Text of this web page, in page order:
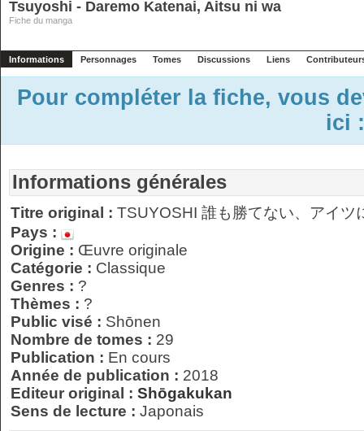
Tsuyoshi - Daremo Katenai, Aitsu ni wa
Fiche du manga
Informations Personnages Tomes Discussions Liens
Pour compléter la fiche, vous
ici
Informations générales
Titre original : TSUYOSHI 誰も勝てない、アイツ
Pays :
Origine : Œuvre originale
Catégorie : Classique
Genres : ?
Thèmes : ?
Public visé : Shōnen
Nombre de tomes : 29
Publication : En cours
Année de publication : 2018
Editeur original : Shōgakukan
Sens de lecture : Japonais